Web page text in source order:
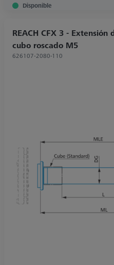
Disponible
REACH CFX 3 - Extensión
cubo roscado M5
626107-2080-110